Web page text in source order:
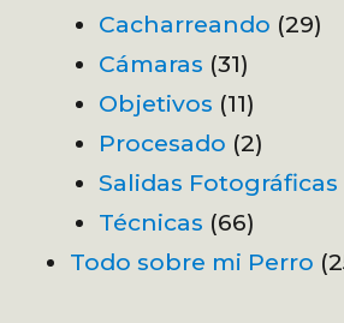
Cacharreando (29)
Cámaras (31)
Objetivos (11)
Procesado (2)
Salidas Fotográficas
Técnicas (66)
Todo sobre mi Perro